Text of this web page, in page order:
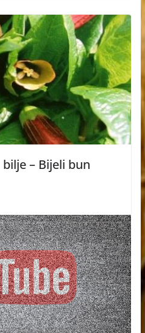
– Bijeli bun